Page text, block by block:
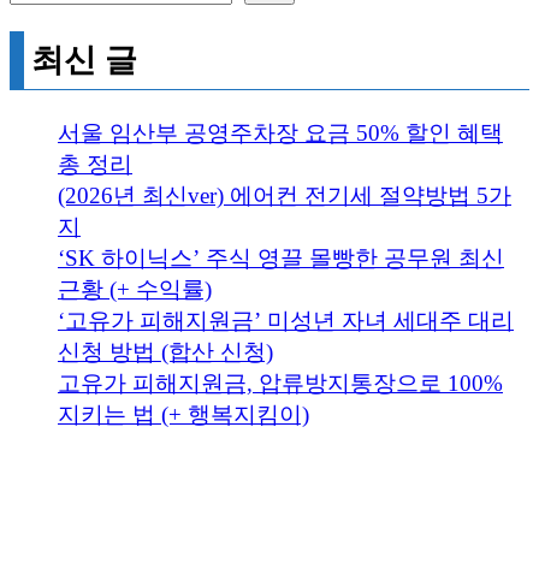
최신 글
서울 임산부 공영주차장 요금 50% 할인 혜택
총 정리
(2026년 최신ver) 에어컨 전기세 절약방법 5가
지
‘SK 하이닉스’ 주식 영끌 몰빵한 공무원 최신
근황 (+ 수익률)
‘고유가 피해지원금’ 미성년 자녀 세대주 대리
신청 방법 (합산 신청)
고유가 피해지원금, 압류방지통장으로 100%
지키는 법 (+ 행복지킴이)